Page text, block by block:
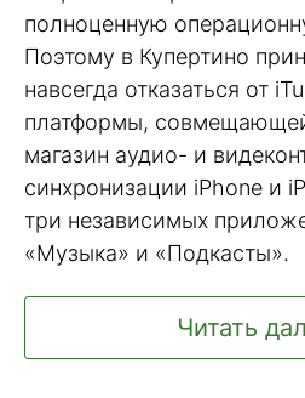
полноценную
Поэтому в Купертино
навсегда отказаться от
платформы,
магазин аудио- и
синхронизации iPhone и
три независимых
«Музыка» и «Подкасты».
Читать